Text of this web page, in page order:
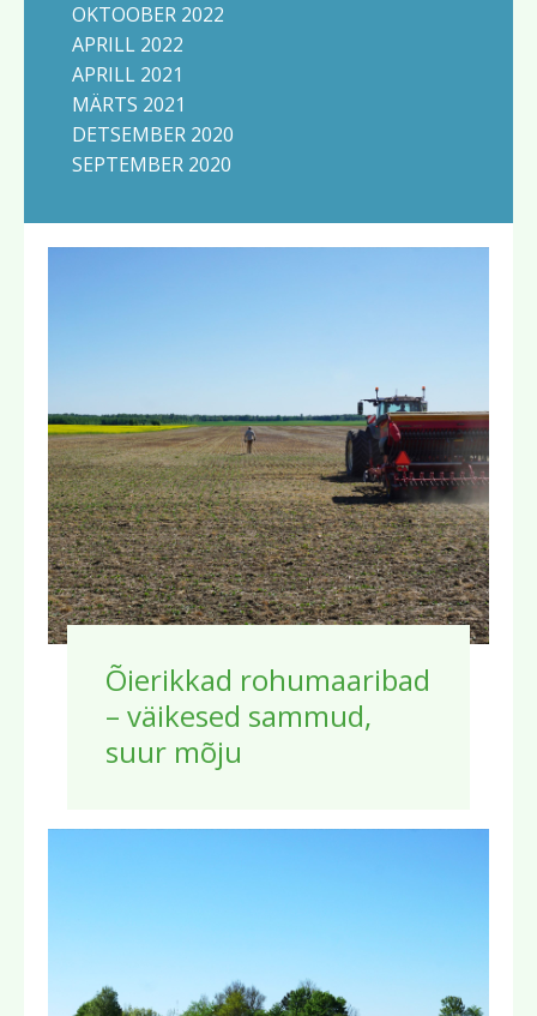
Õierikkad rohumaaribad
– väikesed sammud,
suur mõju
OKTOOBER 2022
APRILL 2022
APRILL 2021
MÄRTS 2021
DETSEMBER 2020
SEPTEMBER 2020